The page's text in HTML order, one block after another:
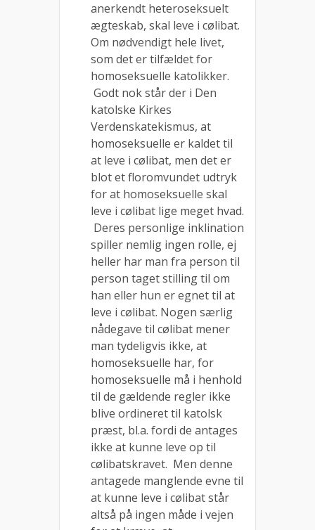
anerkendt heteroseksuelt
ægteskab, skal leve i cølibat.
Om nødvendigt hele livet,
som det er tilfældet for
homoseksuelle katolikker.
Godt nok står der i Den
katolske Kirkes
Verdenskatekismus, at
homoseksuelle er kaldet til
at leve i cølibat, men det er
blot et floromvundet udtryk
for at homoseksuelle skal
leve i cølibat lige meget hvad.
Deres personlige inklination
spiller nemlig ingen rolle, ej
heller har man fra person til
person taget stilling til om
han eller hun er egnet til at
leve i cølibat. Nogen særlig
nådegave til cølibat mener
man tydeligvis ikke, at
homoseksuelle har, for
homoseksuelle må i henhold
til de gældende regler ikke
blive ordineret til katolsk
præst, bl.a. fordi de antages
ikke at kunne leve op til
cølibatskravet. Men denne
antagede manglende evne til
at kunne leve i cølibat står
altså på ingen måde i vejen